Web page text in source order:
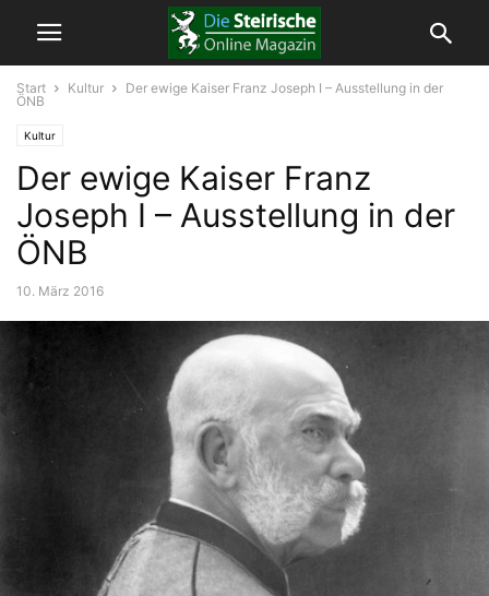
Start Kultur
Der ewige Kaiser Franz Joseph I – Ausstellung in der
ÖNB
Kultur
Der ewige Kaiser Franz
Joseph I – Ausstellung in der
ÖNB
10. März 2016